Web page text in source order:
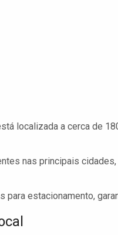
localizada a cerca de
nas principais
para estacionamento,